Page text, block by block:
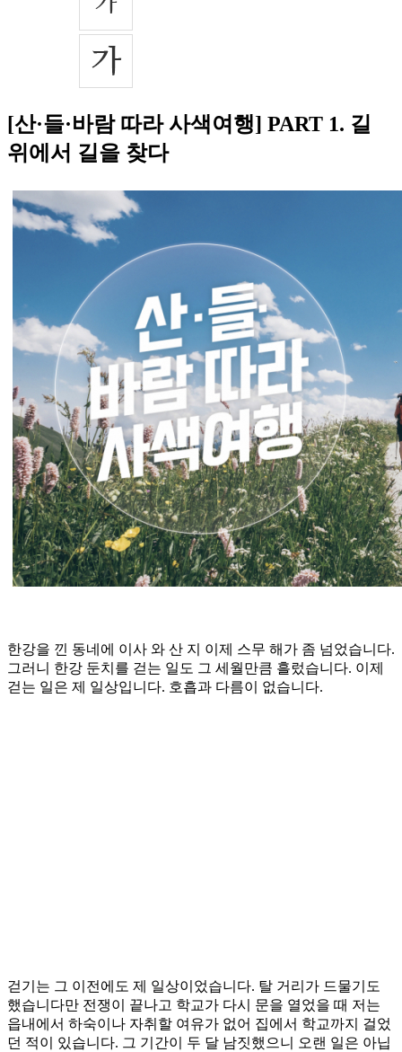
[산·들·바람 따라 사색여행] PART 1. 길
위에서 길을 찾다
한강을 낀 동네에 이사 와 산 지 이제 스무 해가 좀 넘었습니다.
그러니 한강 둔치를 걷는 일도 그 세월만큼 흘렀습니다. 이제
걷는 일은 제 일상입니다. 호흡과 다름이 없습니다.
걷기는 그 이전에도 제 일상이었습니다. 탈 거리가 드물기도
했습니다만 전쟁이 끝나고 학교가 다시 문을 열었을 때 저는
읍내에서 하숙이나 자취할 여유가 없어 집에서 학교까지 걸었
던 적이 있습니다. 그 기간이 두 달 남짓했으니 오랜 일은 아닙